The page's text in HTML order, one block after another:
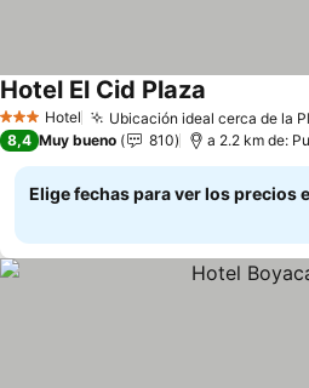
3 Estrellas
Hotel Ubicación ideal cerca de la
Hotel El Cid Plaza
8,4 Muy bueno 810 a 2.2 km de:
Elige fechas para ver los precios